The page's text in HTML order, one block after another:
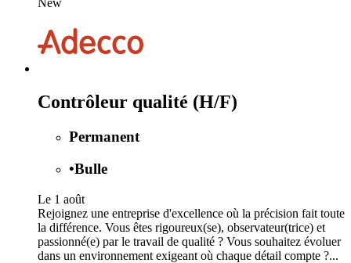
New
Contrôleur qualité (H/F)
Permanent
•Bulle
Le 1 août
Rejoignez une entreprise d'excellence où la précision fait toute
la différence. Vous êtes rigoureux(se), observateur(trice) et
passionné(e) par le travail de qualité ? Vous souhaitez évoluer
dans un environnement exigeant où chaque détail compte ?...